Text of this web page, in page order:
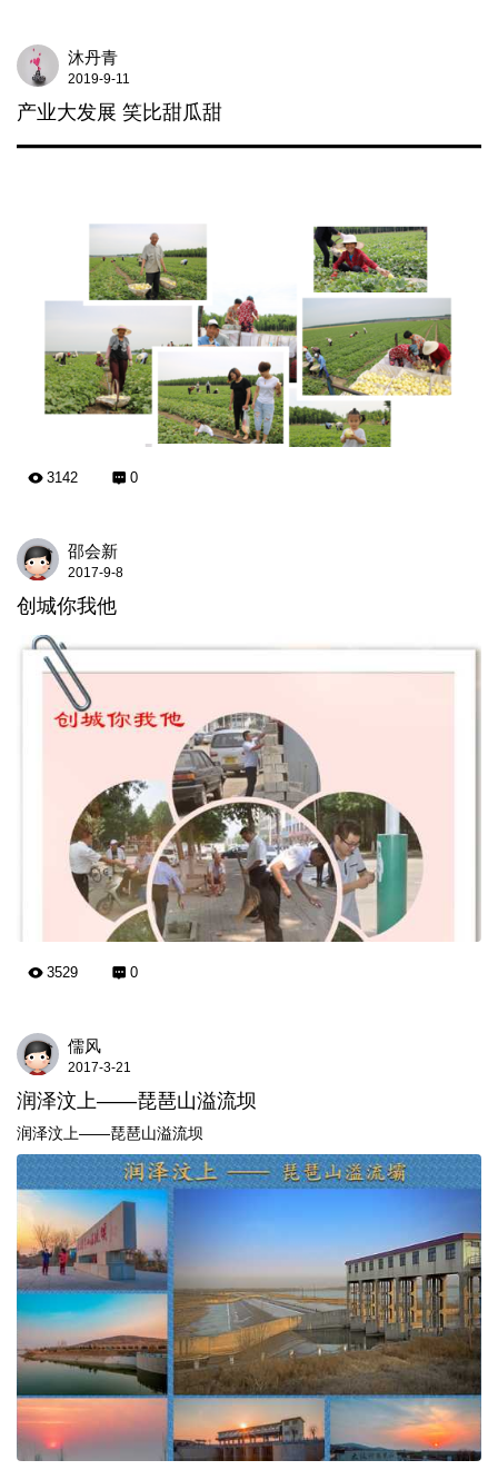
沐丹青
2019-9-11
产业大发展 笑比甜瓜甜
3142 0
邵会新
2017-9-8
创城你我他
3529 0
儒风
2017-3-21
润泽汶上——琵琶山溢流坝
润泽汶上——琵琶山溢流坝